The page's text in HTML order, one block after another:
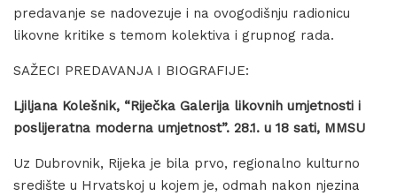
predavanje se nadovezuje i na ovogodišnju radionicu
likovne kritike s temom kolektiva i grupnog rada.
SAŽECI PREDAVANJA I BIOGRAFIJE:
Ljiljana Kolešnik, “Riječka Galerija likovnih umjetnosti i
poslijeratna moderna umjetnost”. 28.1. u 18 sati, MMSU
Uz Dubrovnik, Rijeka je bila prvo, regionalno kulturno
središte u Hrvatskoj u kojem je, odmah nakon njezina